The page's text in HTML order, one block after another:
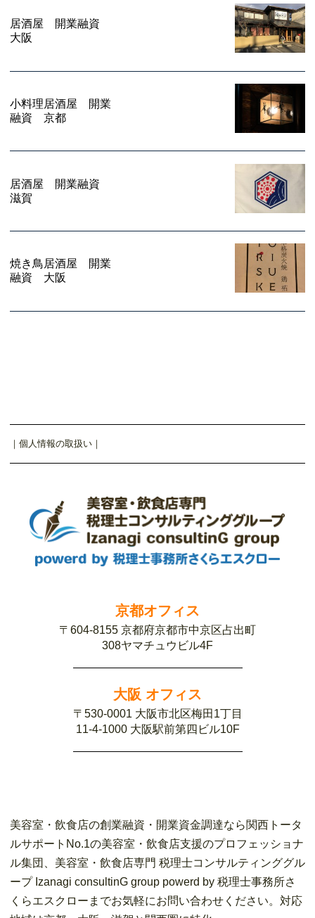
居酒屋 開業融資
大阪
小料理居酒屋 開業
融資 京都
居酒屋 開業融資
滋賀
焼き鳥居酒屋 開業
融資 大阪
｜ 個人情報の取扱い ｜
京都オフィス
〒604-8155 京都府京都市中京区占出町
308ヤマチュウビル4F
大阪 オフィス
〒530-0001 大阪市北区梅田1丁目
11-4-1000 大阪駅前第四ビル10F
美容室・飲食店の創業融資・開業資金調達なら関西トータ
ルサポートNo.1の美容室・飲食店支援のプロフェッショナ
ル集団、美容室・飲食店専門 税理士コンサルティンググル
ープ Izanagi consultinG group powerd by 税理士事務所さ
くらエスクローまでお気軽にお問い合わせください。対応